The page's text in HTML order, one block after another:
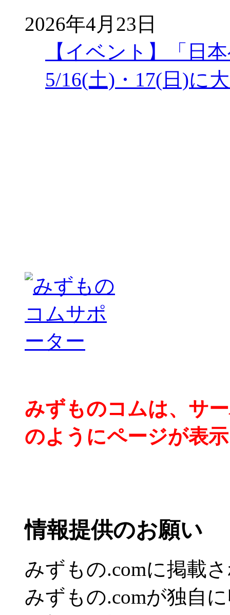
2026年4月23日
【イベント】「日
5/16(土)・17(日)に
みずものコムは、サ
のようにページが表
情報提供のお願い
みずもの.comに掲載
みずもの.comが独自